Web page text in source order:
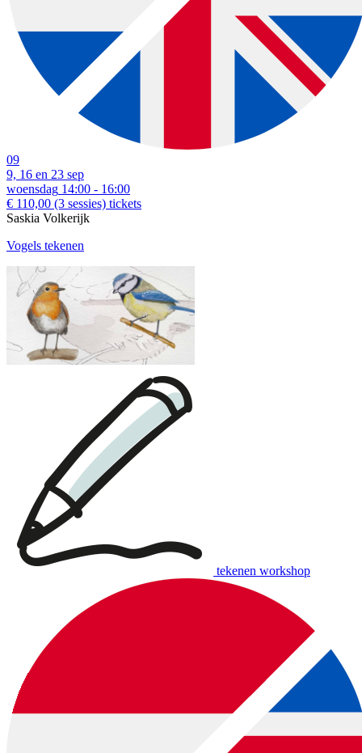
09
9, 16 en 23 sep
woensdag 14:00 - 16:00
€ 110,00 (3 sessies) tickets
Saskia Volkerijk
Vogels tekenen
tekenen workshop